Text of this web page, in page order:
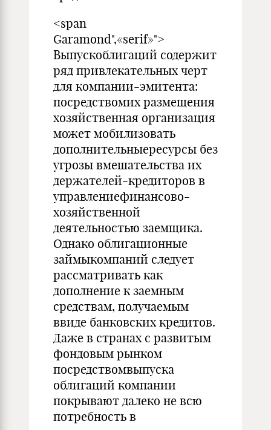
<span
Garamond",«serif»">
Выпускоблигаций содержит
ряд привлекательных черт
для компании-эмитента:
посредствомих размещения
хозяйственная организация
может мобилизовать
дополнительныересурсы без
угрозы вмешательства их
держателей-кредиторов в
управлениефинансово-
хозяйственной
деятельностью заемщика.
Однако облигационные
займыкомпаний следует
рассматривать как
дополнение к заемным
средствам, получаемым
ввиде банковских кредитов.
Даже в странах с развитым
фондовым рынком
посредствомвыпуска
облигаций компании
покрывают далеко не всю
потребность в